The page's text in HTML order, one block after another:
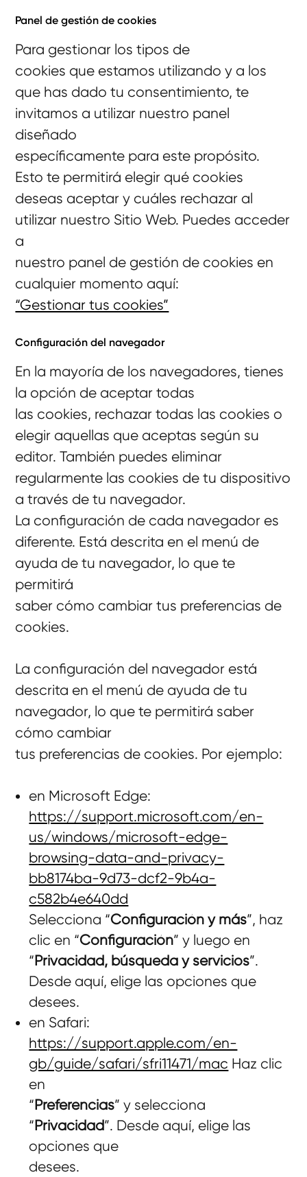
Panel de gestión de cookies
Para gestionar los tipos de
cookies que estamos utilizando y a los
que has dado tu consentimiento, te
invitamos a utilizar nuestro panel
diseñado
específicamente para este propósito.
Esto te permitirá elegir qué cookies
deseas aceptar y cuáles rechazar al
utilizar nuestro Sitio Web. Puedes acceder
a
nuestro panel de gestión de cookies en
cualquier momento aquí:
“Gestionar tus cookies”
Configuración del navegador
En la mayoría de los navegadores, tienes
la opción de aceptar todas
las cookies, rechazar todas las cookies o
elegir aquellas que aceptas según su
editor. También puedes eliminar
regularmente las cookies de tu dispositivo
a través de tu navegador.
La configuración de cada navegador es
diferente. Está descrita en el menú de
ayuda de tu navegador, lo que te
permitirá
saber cómo cambiar tus preferencias de
cookies.
La configuración del navegador está
descrita en el menú de ayuda de tu
navegador, lo que te permitirá saber
cómo cambiar
tus preferencias de cookies. Por ejemplo:
en Microsoft Edge:
https://support.microsoft.com/en-
us/windows/microsoft-edge-
browsing-data-and-privacy-
bb8174ba-9d73-dcf2-9b4a-
c582b4e640dd
Selecciona “Configuración y más”, haz
clic en “Configuración” y luego en
“Privacidad, búsqueda y servicios”.
Desde aquí, elige las opciones que
desees.
en Safari:
https://support.apple.com/en-
gb/guide/safari/sfri11471/mac Haz clic
en
“Preferencias” y selecciona
“Privacidad”. Desde aquí, elige las
opciones que
desees.